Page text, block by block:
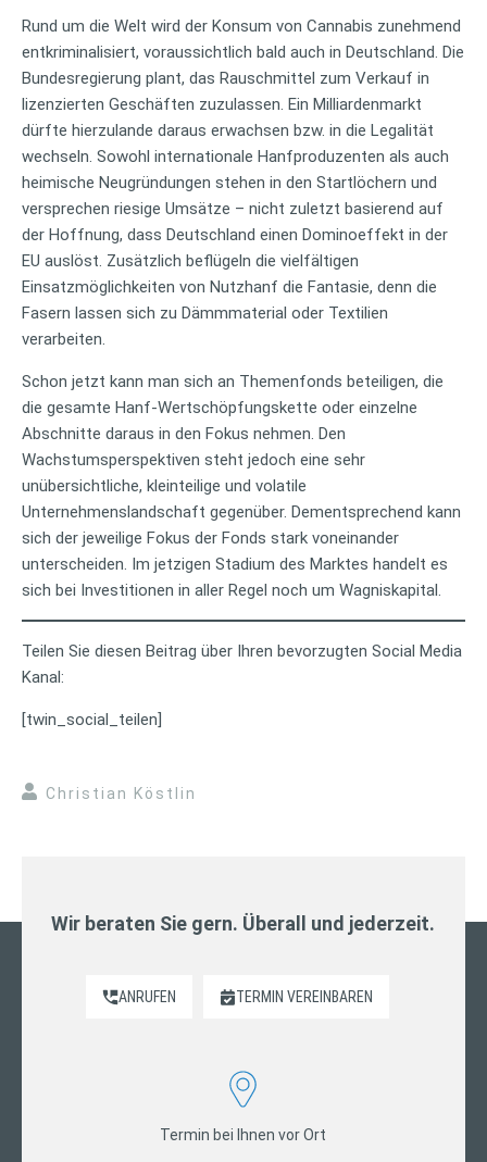
Rund um die Welt wird der Konsum von Cannabis zunehmend
entkriminalisiert, voraussichtlich bald auch in Deutschland. Die
Bundesregierung plant, das Rauschmittel zum Verkauf in
lizenzierten Geschäften zuzulassen. Ein Milliardenmarkt
dürfte hierzulande daraus erwachsen bzw. in die Legalität
wechseln. Sowohl internationale Hanfproduzenten als auch
heimische Neugründungen stehen in den Startlöchern und
versprechen riesige Umsätze – nicht zuletzt basierend auf
der Hoffnung, dass Deutschland einen Dominoeffekt in der
EU auslöst. Zusätzlich beflügeln die vielfältigen
Einsatzmöglichkeiten von Nutzhanf die Fantasie, denn die
Fasern lassen sich zu Dämmmaterial oder Textilien
verarbeiten.
Schon jetzt kann man sich an Themenfonds beteiligen, die
die gesamte Hanf-Wertschöpfungskette oder einzelne
Abschnitte daraus in den Fokus nehmen. Den
Wachstumsperspektiven steht jedoch eine sehr
unübersichtliche, kleinteilige und volatile
Unternehmenslandschaft gegenüber. Dementsprechend kann
sich der jeweilige Fokus der Fonds stark voneinander
unterscheiden. Im jetzigen Stadium des Marktes handelt es
sich bei Investitionen in aller Regel noch um Wagniskapital.
Teilen Sie diesen Beitrag über Ihren bevorzugten Social Media
Kanal:
[twin_social_teilen]
Christian Köstlin
Wir beraten Sie gern. Überall und jederzeit.
ANRUFEN TERMIN VEREINBAREN
Termin bei Ihnen vor Ort